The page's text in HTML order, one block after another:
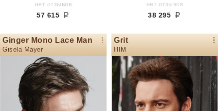
нет отзывов
57 615
нет отзывов
38 295
Ginger Mono Lace Man
Gisela Mayer
Grit
HIM